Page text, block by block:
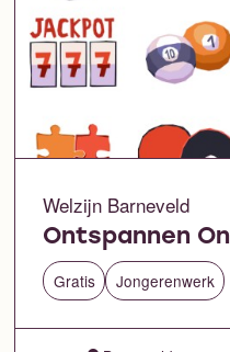
Welzijn Barneveld
Ontspannen
Gratis Jongerenwerk